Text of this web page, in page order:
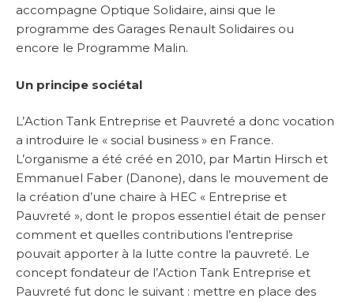
accompagne Optique Solidaire, ainsi que le
programme des Garages Renault Solidaires ou
encore le Programme Malin.
Un principe sociétal
L’Action Tank Entreprise et Pauvreté a donc vocation
a introduire le « social business » en France.
L’organisme a été créé en 2010, par Martin Hirsch et
Emmanuel Faber (Danone), dans le mouvement de
la création d’une chaire à HEC « Entreprise et
Pauvreté », dont le propos essentiel était de penser
comment et quelles contributions l’entreprise
pouvait apporter à la lutte contre la pauvreté. Le
concept fondateur de l’Action Tank Entreprise et
Pauvreté fut donc le suivant : mettre en place des